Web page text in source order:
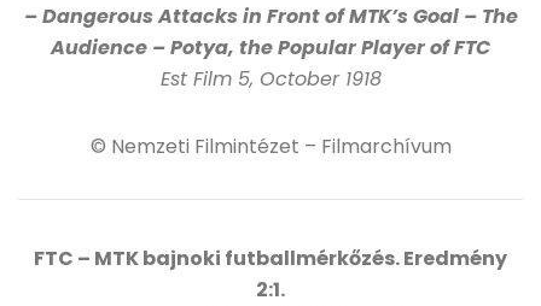
– Dangerous Attacks in Front of MTK’s Goal – The
Audience – Potya, the Popular Player of FTC
Est Film 5, October 1918
© Nemzeti Filmintézet – Filmarchívum
FTC – MTK bajnoki futballmérkőzés. Eredmény
2:1.